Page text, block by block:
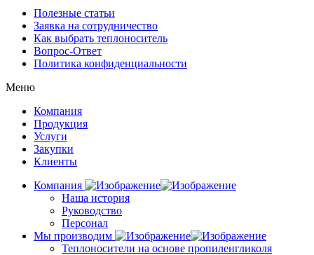
Полезные статьи
Заявка на сотрудничество
Как выбрать теплоноситель
Вопрос-Ответ
Политика конфиденциальности
Меню
Компания
Продукция
Услуги
Закупки
Клиенты
Компания
Наша история
Руководство
Персонал
Мы производим
Теплоносители на основе пропиленгликоля